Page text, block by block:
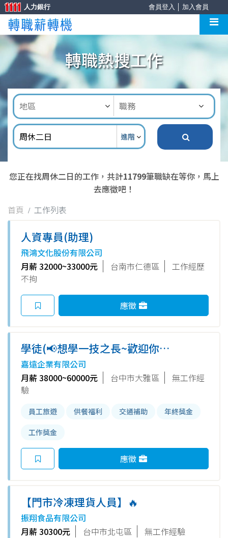
會員登入 加入會員
人力銀行
轉職熱搜工作
進階
您正在找周休二日的工作，共計11799筆職缺在等你，馬上
去應徵吧！
首頁
工作列表
人資專員(助理)
飛鴻文化股份有限公司
月薪 32000~33000元
台南市仁德區
工作經歷
不拘
應徵
學徒(📢想學一技之長~歡迎你來
加入我們~歡迎社會新鮮人及應
屆畢業生加入)
嘉遠企業有限公司
月薪 38000~60000元
台中市大雅區
無工作經
驗
員工旅遊 供餐福利 交通補助 年終獎金
工作獎金
應徵
【門市冷凍理貨人員】🔥
振翔食品有限公司
月薪 30300元
台中市北屯區 無工作經驗